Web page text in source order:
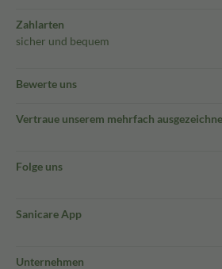
Zahlarten
sicher und bequem
Bewerte uns
Vertraue unserem mehrfach
Folge uns
Sanicare App
Unternehmen